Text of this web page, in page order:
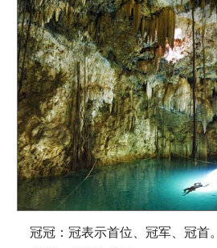
冠冠：冠表示首位、冠军、冠首。